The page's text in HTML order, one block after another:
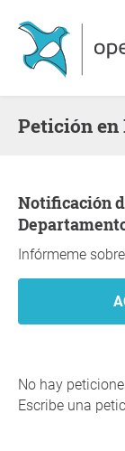
Petición
Notificación de nuevas peticiones en
Infórmeme
No hay
Escribe una